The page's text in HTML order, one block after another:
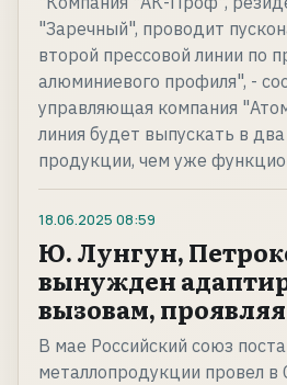
"Заречный", проводит
второй прессовой линии по
алюминиевого профиля", -
управляющая компания
линия будет выпускать в
продукции, чем уже
18.06.2025 08:59
Ю. Лунгун,
вынужден
вызовам,
В мае Российский союз
металлопродукции провел в